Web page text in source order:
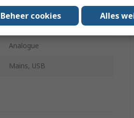
100 Msps
Analog Discovery 2 Pro
Analogue
Mains, USB
Beheer cookies Alles